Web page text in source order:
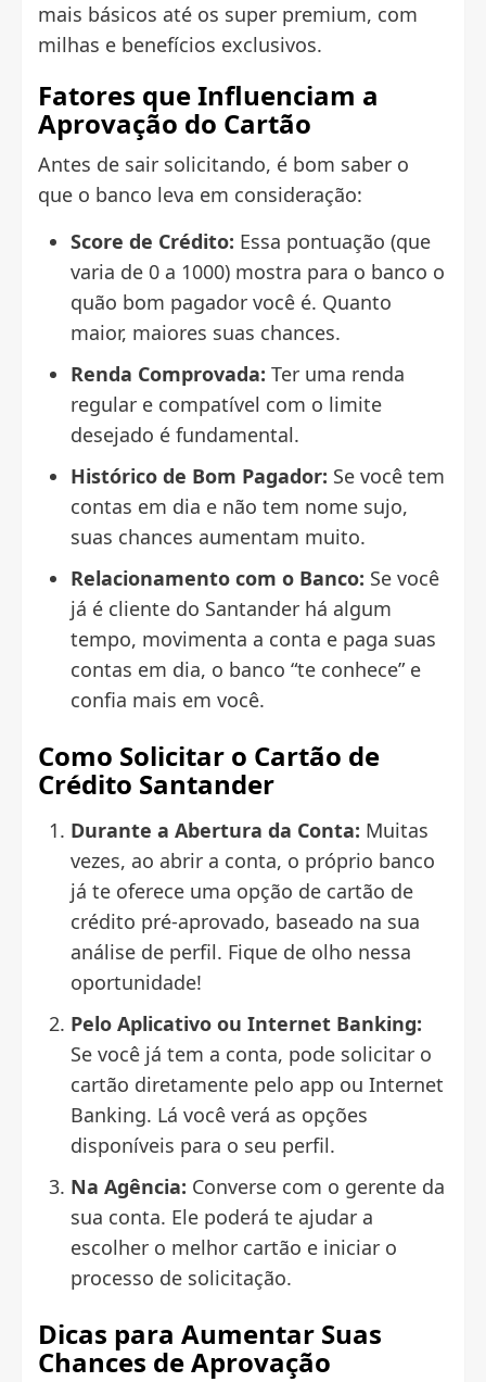
mais básicos até os super premium, com
milhas e benefícios exclusivos.
Fatores que Influenciam a
Aprovação do Cartão
Antes de sair solicitando, é bom saber o
que o banco leva em consideração:
Score de Crédito: Essa pontuação (que
varia de 0 a 1000) mostra para o banco o
quão bom pagador você é. Quanto
maior, maiores suas chances.
Renda Comprovada: Ter uma renda
regular e compatível com o limite
desejado é fundamental.
Histórico de Bom Pagador: Se você tem
contas em dia e não tem nome sujo,
suas chances aumentam muito.
Relacionamento com o Banco: Se você
já é cliente do Santander há algum
tempo, movimenta a conta e paga suas
contas em dia, o banco “te conhece” e
confia mais em você.
Como Solicitar o Cartão de
Crédito Santander
Durante a Abertura da Conta: Muitas
vezes, ao abrir a conta, o próprio banco
já te oferece uma opção de cartão de
crédito pré-aprovado, baseado na sua
análise de perfil. Fique de olho nessa
oportunidade!
Pelo Aplicativo ou Internet Banking:
Se você já tem a conta, pode solicitar o
cartão diretamente pelo app ou Internet
Banking. Lá você verá as opções
disponíveis para o seu perfil.
Na Agência: Converse com o gerente da
sua conta. Ele poderá te ajudar a
escolher o melhor cartão e iniciar o
processo de solicitação.
Dicas para Aumentar Suas
Chances de Aprovação